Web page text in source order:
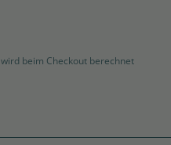
wird beim Checkout berechnet